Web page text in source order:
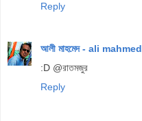
Reply
আলী মাহমেদ - ali mahmed
:D @রাতমজুর
Reply